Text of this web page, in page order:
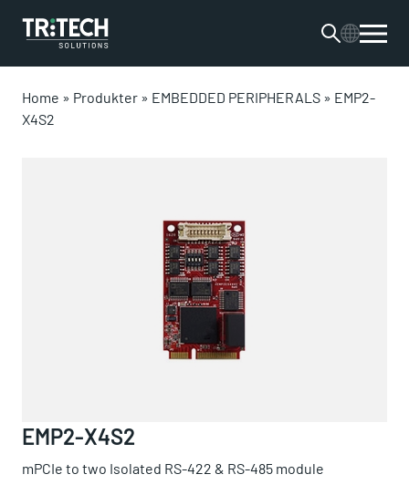
Home » Produkter » EMBEDDED PERIPHERALS » EMP2-
X4S2
EMP2-X4S2
mPCIe to two Isolated RS-422 & RS-485 module